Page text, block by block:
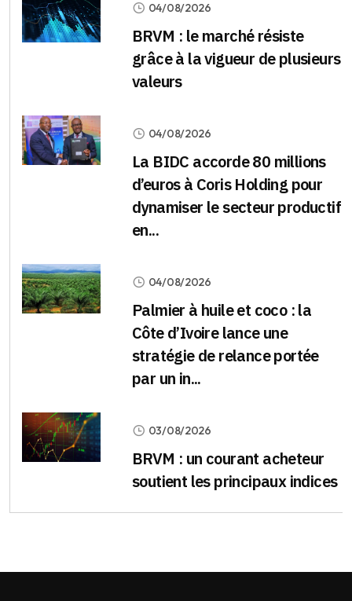
04/08/2026
BRVM : le marché résiste
grâce à la vigueur de plusieurs
valeurs
04/08/2026
La BIDC accorde 80 millions
d’euros à Coris Holding pour
dynamiser le secteur productif
en...
04/08/2026
Palmier à huile et coco : la
Côte d’Ivoire lance une
stratégie de relance portée
par un in...
03/08/2026
BRVM : un courant acheteur
soutient les principaux indices